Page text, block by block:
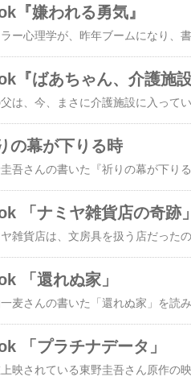
『嫌われる勇気』
『ばあちゃん、介護施
の幕が下りる時
「ナミヤ雑貨店の奇跡」
「還れぬ家」
「プラチナデータ」